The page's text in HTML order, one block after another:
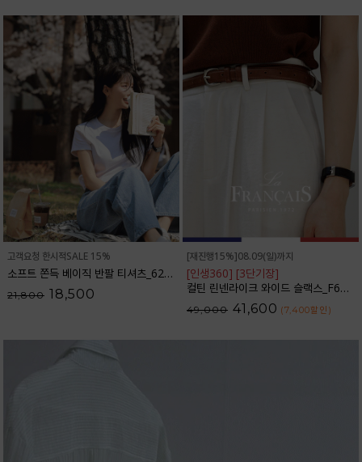
고객요청 한시적SALE 15%
소프트 쫀득 베이직 반팔 티셔츠_62TS2066
21,800 18,500
[재진행15%]08.09(일)까지
[인생360] [3단기장]
컬틴 린넨라이크 와이드 슬랙스_F6S349SL
49,000 41,600 (7,400할인 )